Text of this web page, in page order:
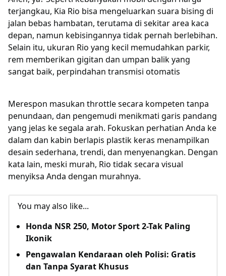
terjangkau, Kia Rio bisa mengeluarkan suara bising di
jalan bebas hambatan, terutama di sekitar area kaca
depan, namun kebisingannya tidak pernah berlebihan.
Selain itu, ukuran Rio yang kecil memudahkan parkir,
rem memberikan gigitan dan umpan balik yang
sangat baik, perpindahan transmisi otomatis
Merespon masukan throttle secara kompeten tanpa
penundaan, dan pengemudi menikmati garis pandang
yang jelas ke segala arah. Fokuskan perhatian Anda ke
dalam dan kabin berlapis plastik keras menampilkan
desain sederhana, trendi, dan menyenangkan. Dengan
kata lain, meski murah, Rio tidak secara visual
menyiksa Anda dengan murahnya.
You may also like...
Honda NSR 250, Motor Sport 2-Tak Paling
Ikonik
Pengawalan Kendaraan oleh Polisi: Gratis
dan Tanpa Syarat Khusus